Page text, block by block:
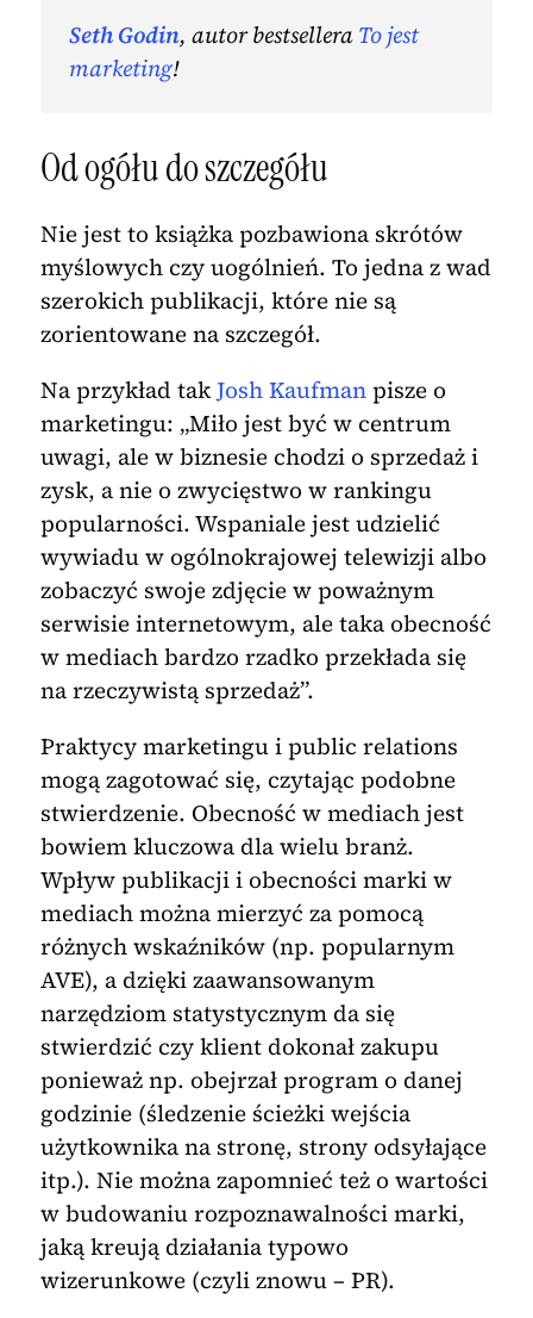
Seth Godin, autor bestselleraTo jest
marketing!
Od ogółu do szczegółu
Nie jest to książka pozbawiona skrótów
myślowych czy uogólnień. To jedna z wad
szerokich publikacji, które nie są
zorientowane na szczegół.
Na przykład takJosh Kaufmanpisze o
marketingu: „Miło jest być w centrum
uwagi, ale w biznesie chodzi o sprzedaż i
zysk, a nie o zwycięstwo w rankingu
popularności. Wspaniale jest udzielić
wywiadu w ogólnokrajowej telewizji albo
zobaczyć swoje zdjęcie w poważnym
serwisie internetowym, ale taka obecność
w mediach bardzo rzadko przekłada się
na rzeczywistą sprzedaż”.
Praktycy marketingu i public relations
mogą zagotować się, czytając podobne
stwierdzenie. Obecność w mediach jest
bowiem kluczowa dla wielu branż.
Wpływ publikacji i obecności marki w
mediach można mierzyć za pomocą
różnych wskaźników (np. popularnym
AVE), a dzięki zaawansowanym
narzędziom statystycznym da się
stwierdzić czy klient dokonał zakupu
ponieważ np. obejrzał program o danej
godzinie (śledzenie ścieżki wejścia
użytkownika na stronę, strony odsyłające
itp.). Nie można zapomnieć też o wartości
w budowaniu rozpoznawalności marki,
jaką kreują działania typowo
wizerunkowe (czyli znowu – PR).